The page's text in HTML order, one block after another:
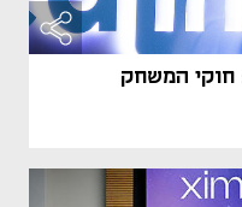
חוקי המשחק